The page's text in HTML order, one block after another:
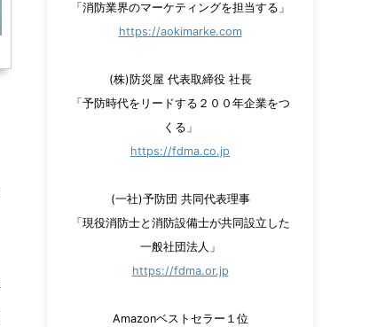
「消防業界のマーケティングを担当する」
https://aokimarke.com
(株)防災屋 代表取締役 社長
「予防時代をリードする２００年企業をつ
くる」
https://fdma.co.jp
(一社)予防団 共同代表理事
「現役消防士と消防設備士が共同設立した
一般社団法人」
https://fdma.or.jp
Amazonベストセラー１位